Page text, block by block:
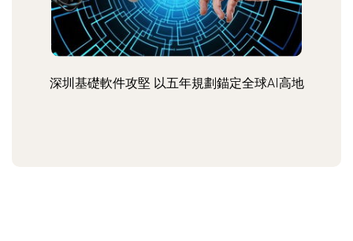
深圳基礎軟件攻堅 以五年規劃錨定全球AI高地